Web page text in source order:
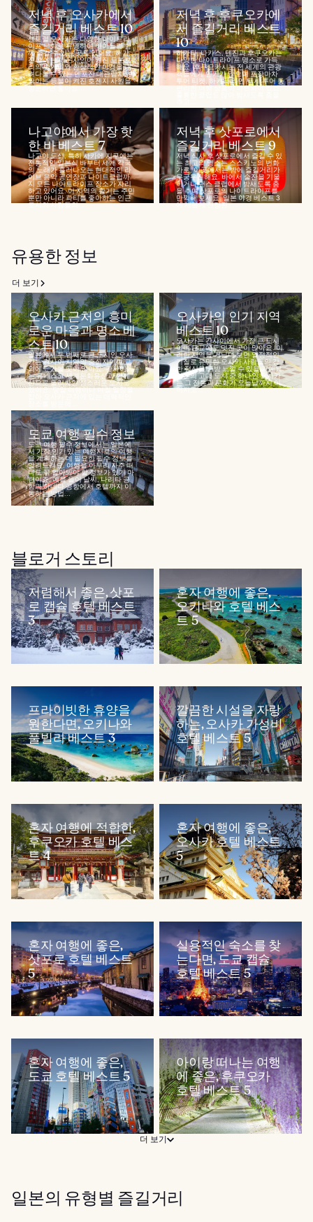
저녁 후 오사카에서
즐길거리 베스트 10
센트럴 오사카는 다양한 나이트라
이프 문화로 유명하며 아이들과 함
께 즐길 수 있는 곳도 있어요. 해가
진 후에는 네온사인이 켜진 도톤보
리의 밤거리와 환상적인 야경을 내
려다볼 수 있는 덴포잔 대관람차, 반
짝이는 등불이 켜진 호젠지 사원을
방문하면 좋아요...
저녁 후 후쿠오카에
서 즐길거리 베스트
10
하카타, 나카스, 텐진과 후쿠오카는
다양한 나이트라이프 명소로 가득
해요. 후쿠오카시는 전 세계의 관광
객들에게 인기가 많으며 포장마차
투어 티켓, 하카타 라멘 택시 투어 등
편리한 여행 상품이 마련되어 있죠.
나고야에서 가장 핫
한 바 베스트 7
나고야 도심, 특히 사카에 지구에는
전통적인 일본식 바부터 세계 각국
의 노래가 흘러나오는 현대적인 라
이브 음악 공연장과 나이트클럽까
지 모든 나이트라이프 장소가 자리
하고 있어요. 이 지역의 활기는 주민
뿐만 아니라 파티를 좋아하는 인근
도시의 사람들의...
저녁 후 삿포로에서
즐길거리 베스트 9
저녁 식사 후 삿포로에서 즐길 수 있
는 최고의 명소는 스스키노의 번화
가로, 이곳에서는 밤에 즐길거리가
무궁무진해요. 바에서 술잔을 기울
이거나 댄스 클럽에서 밤새도록 춤
을 추며 삿포로의 나이트라이프를
만끽해 보세요. 일본 야경 베스트 3
에 새롭게 선정된...
유용한 정보
더 보기
오사카 근처의 흥미
로운 마을과 명소 베
스트 10
일본에서 두 번째로 큰 도시인 오사
카는 간사이 지역의 중심지이며 교
외에도 가볼 곳이 많아요. 간사이에
는 유네스코 세계문화유산과 함께
산으로 둘러싸인 성스러운 도시도
있어요. 당일 여행이나 며칠 일정을
오사카의 인기 지역
베스트 10
오사카는 간사이에서 가장 큰 도시
이며 근교에도 멋진 곳이 많아요. 이
러한 지역을 거닐다 보면 열정적인
기질로 유명한 오사카 사람들의 강
한 정신을 금방 느낄 수 있을 거예요.
일본의 고대 도시 중 하나인 오사카
는 그 전통과 문화가 오늘날까지 이
어지고...
도쿄 여행 필수 정보
도쿄 여행 필수 정보에서는 일본에
서 가장 인기 있는 여행지로의 여행
을 계획하는 데 필요한 필수 정보를
알려드려요. 여행을 아무리 자주 떠
나도 꼭 알아봐야 할 정보가 있기 마
련이죠. 예를 들어 날씨, 나리타 공
항과 하네다 공항에서 호텔까지 이
동하는 방법...
블로거 스토리
저렴해서 좋은, 삿포
로 캡슐 호텔 베스트
3
혼자 여행에 좋은,
오키나와 호텔 베스
트 5
프라이빗한 휴양을
원한다면, 오키나와
풀빌라 베스트 3
깔끔한 시설을 자랑
하는, 오사카 가성비
호텔 베스트 5
혼자 여행에 적합한,
후쿠오카 호텔 베스
트 4
혼자 여행에 좋은,
오사카 호텔 베스트
5
혼자 여행에 좋은,
삿포로 호텔 베스트
5
실용적인 숙소를 찾
는다면, 도쿄 캡슐
호텔 베스트 5
혼자 여행에 좋은,
도쿄 호텔 베스트 5
아이랑 떠나는 여행
에 좋은, 후쿠오카
호텔 베스트 5
더 보기
일본의 유형별 즐길거리